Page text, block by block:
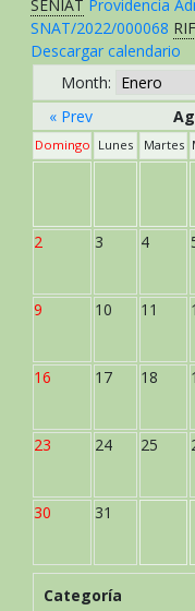
SENIAT Providencia
SNAT/2022/000068 RIF
Descargar calendario
Month:
« Prev
Domingo Lunes Martes
2 3 4
9 10 11
16 17 18
23 24 25
30 31
Categoría